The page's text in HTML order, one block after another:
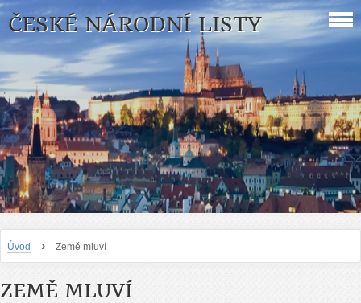
ČESKÉ NÁRODNÍ LISTY
Úvod › Země mluví
ZEMĚ MLUVÍ